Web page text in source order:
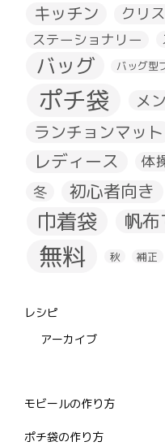
キッチン クリ
ステーショナリー
バッグ バッグ型
ポチ袋 メ
ランチョンマット
レディース 体
冬 初心者向き
巾着袋 帆布
無料 秋 補正
レシピ
アーカイブ
モビールの作り方
ポチ袋の作り方